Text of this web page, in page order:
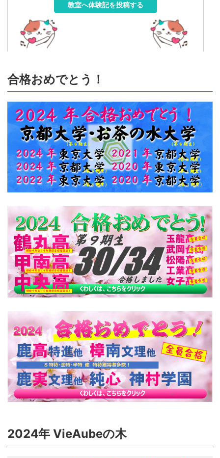
教室へ体験記を投稿する
合格おめでとう！
2024年 VieAubeの木